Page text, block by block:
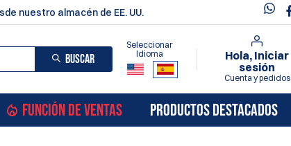
nuestro almacén de EE. UU.
BUSCAR
Seleccionar
Idioma
Hola, Iniciar
sesión
Cuenta y pedidos
FUNCIÓN DE VENTAS PRODUCTOS DESTACADOS